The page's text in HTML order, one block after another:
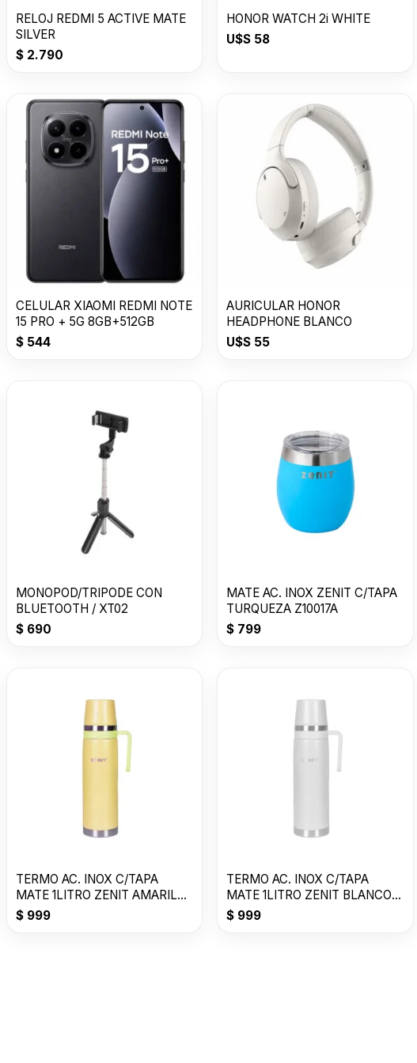
RELOJ REDMI 5 ACTIVE MATE
SILVER
$2.790
HONOR WATCH 2i WHITE
U$S 58
CELULAR XIAOMI REDMI NOTE
15 PRO + 5G 8GB+512GB
$544
AURICULAR HONOR
HEADPHONE BLANCO
U$S 55
MONOPOD/TRIPODE CON
BLUETOOTH / XT02
$690
MATE AC. INOX ZENIT C/TAPA
TURQUEZA Z10017A
$ 799
TERMO AC. INOX C/TAPA
MATE 1LITRO ZENIT AMARILLO
P ZF3Y
$999
TERMO AC. INOX C/TAPA
MATE 1LITRO ZENIT BLANCO
ZF3W
$ 999